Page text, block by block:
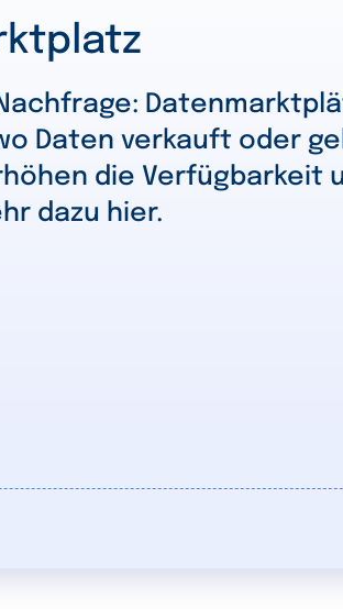
Daten verkauft oder
die Verfügbarkeit
dazu hier.